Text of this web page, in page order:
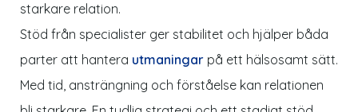
starkare relation.
Stöd från specialister ger stabilitet och hjälper båda
parter att hantera utmaningar på ett hälsosamt sätt.
Med tid, ansträngning och förståelse kan relationen